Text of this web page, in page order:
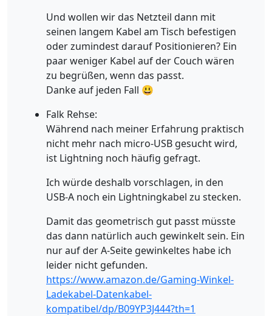
Und wollen wir das Netzteil dann mit
seinen langem Kabel am Tisch befestigen
oder zumindest darauf Positionieren? Ein
paar weniger Kabel auf der Couch wären
zu begrüßen, wenn das passt.
Danke auf jeden Fall 😃
Falk Rehse:
Während nach meiner Erfahrung praktisch
nicht mehr nach micro-USB gesucht wird,
ist Lightning noch häufig gefragt.
Ich würde deshalb vorschlagen, in den
USB-A noch ein Lightningkabel zu stecken.
Damit das geometrisch gut passt müsste
das dann natürlich auch gewinkelt sein. Ein
nur auf der A-Seite gewinkeltes habe ich
leider nicht gefunden.
https://www.amazon.de/Gaming-Winkel-
Ladekabel-Datenkabel-
kompatibel/dp/B09YP3J444?th=1